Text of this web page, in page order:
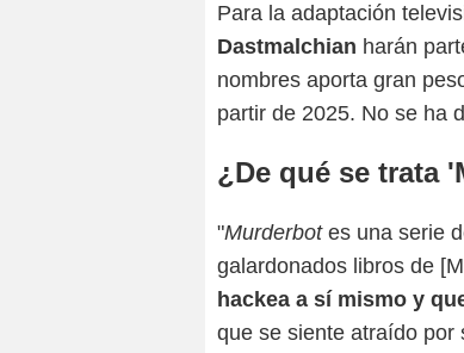
Para la adaptación
Dastmalchian harán
nombres aporta gran
partir de 2025. No se ha
¿De qué se trata
"Murderbot es una serie
galardonados libros de
hackea a sí mismo y
que se siente atraído por